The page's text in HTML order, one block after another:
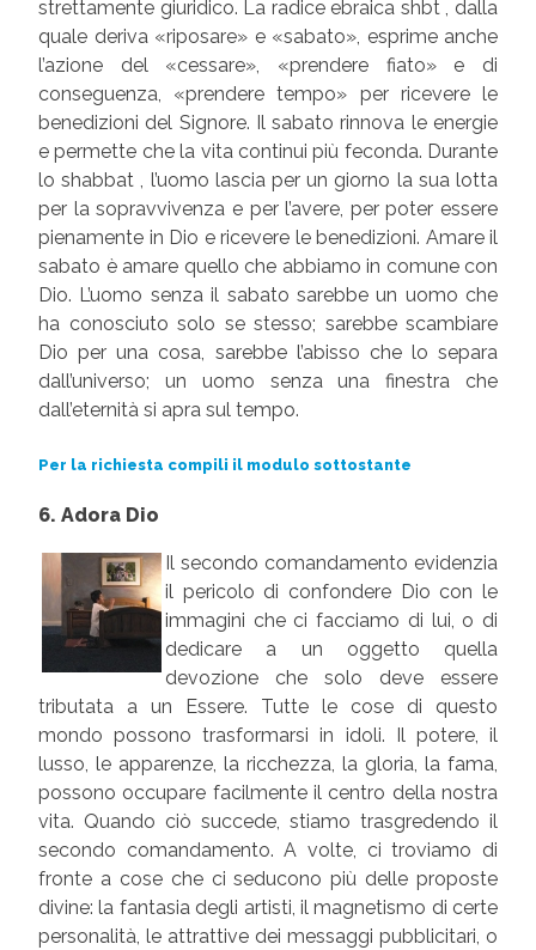
strettamente giuridico. La radice ebraica shbt , dalla
quale deriva «riposare» e «sabato», esprime anche
l’azione del «cessare», «prendere fiato» e di
conseguenza, «prendere tempo» per ricevere le
benedizioni del Signore. Il sabato rinnova le energie
e permette che la vita continui più feconda. Durante
lo shabbat , l’uomo lascia per un giorno la sua lotta
per la sopravvivenza e per l’avere, per poter essere
pienamente in Dio e ricevere le benedizioni. Amare il
sabato è amare quello che abbiamo in comune con
Dio. L’uomo senza il sabato sarebbe un uomo che
ha conosciuto solo se stesso; sarebbe scambiare
Dio per una cosa, sarebbe l’abisso che lo separa
dall’universo; un uomo senza una finestra che
dall’eternità si apra sul tempo.
Per la richiesta compili il modulo sottostante
6. Adora Dio
Il secondo comandamento evidenzia
il pericolo di confondere Dio con le
immagini che ci facciamo di lui, o di
dedicare a un oggetto quella
devozione che solo deve essere
tributata a un Essere. Tutte le cose di questo
mondo possono trasformarsi in idoli. Il potere, il
lusso, le apparenze, la ricchezza, la gloria, la fama,
possono occupare facilmente il centro della nostra
vita. Quando ciò succede, stiamo trasgredendo il
secondo comandamento. A volte, ci troviamo di
fronte a cose che ci seducono più delle proposte
divine: la fantasia degli artisti, il magnetismo di certe
personalità, le attrattive dei messaggi pubblicitari, o